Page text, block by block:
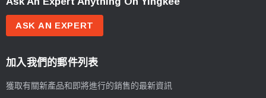
ASK AN EXPERT
加入我們的郵件列表
獲取有關新產品和即將進行的銷售的最新資訊